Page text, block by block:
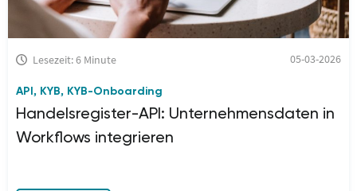
Lesezeit: 6 Minute 05-03-2026
API , KYB, KYB-Onboarding
Handelsregister-API: Unternehmensdaten in
Workflows integrieren